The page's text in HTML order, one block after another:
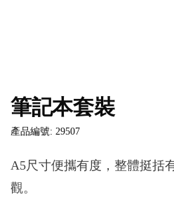
筆記本套裝
產品編號: 29507
A5尺寸便攜有度，整體挺括
觀。